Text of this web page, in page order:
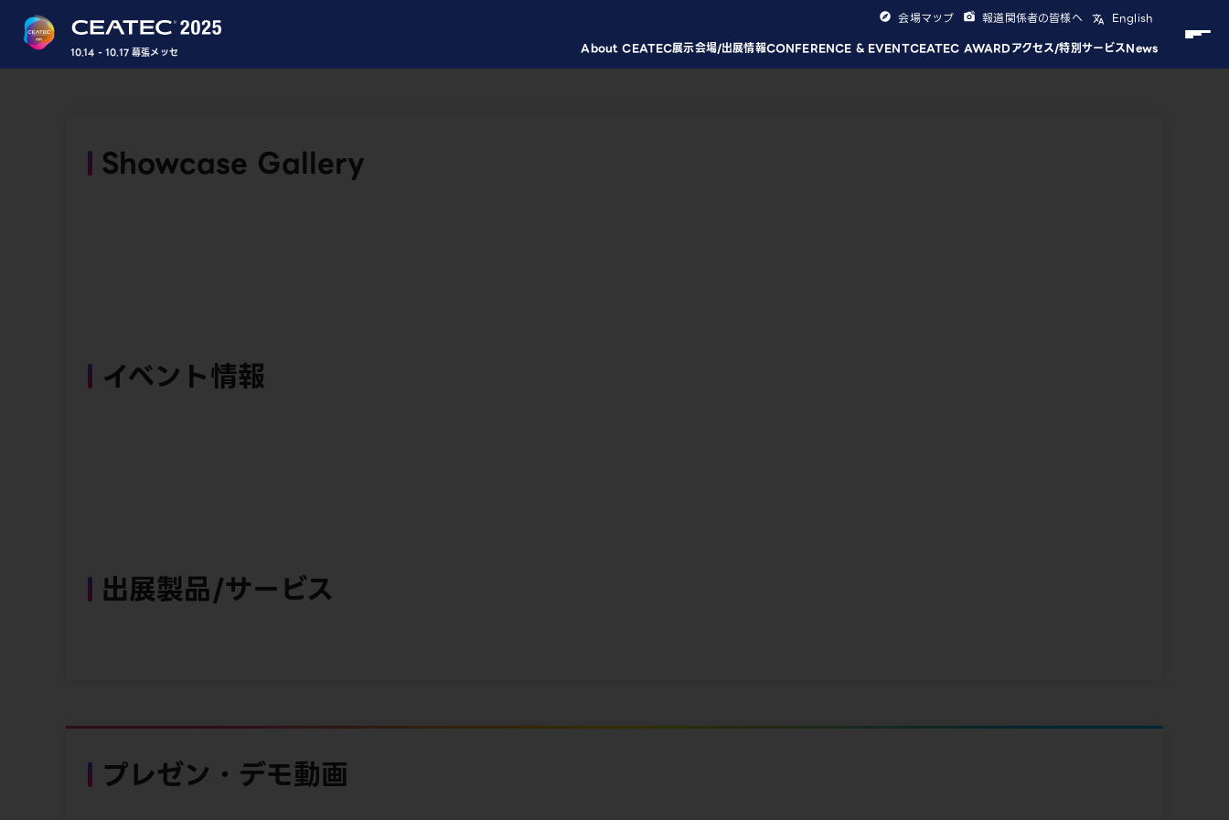
10.14 - 10.17 幕張メッセ About CEATEC展示会場/出展情報CONFERENCE & EVENTCEATEC AWARDアクセス/特別サービスNews
会場マップ 報道関係者の皆様へ English
Showcase Gallery
イベント情報
出展製品/サービス
プレゼン・デモ動画